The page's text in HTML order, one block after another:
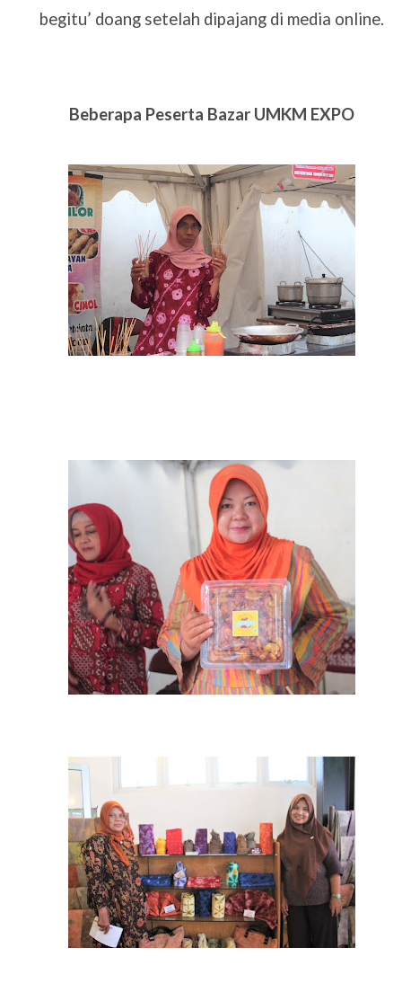
begitu’ doang setelah dipajang di media online.
Beberapa Peserta Bazar UMKM EXPO